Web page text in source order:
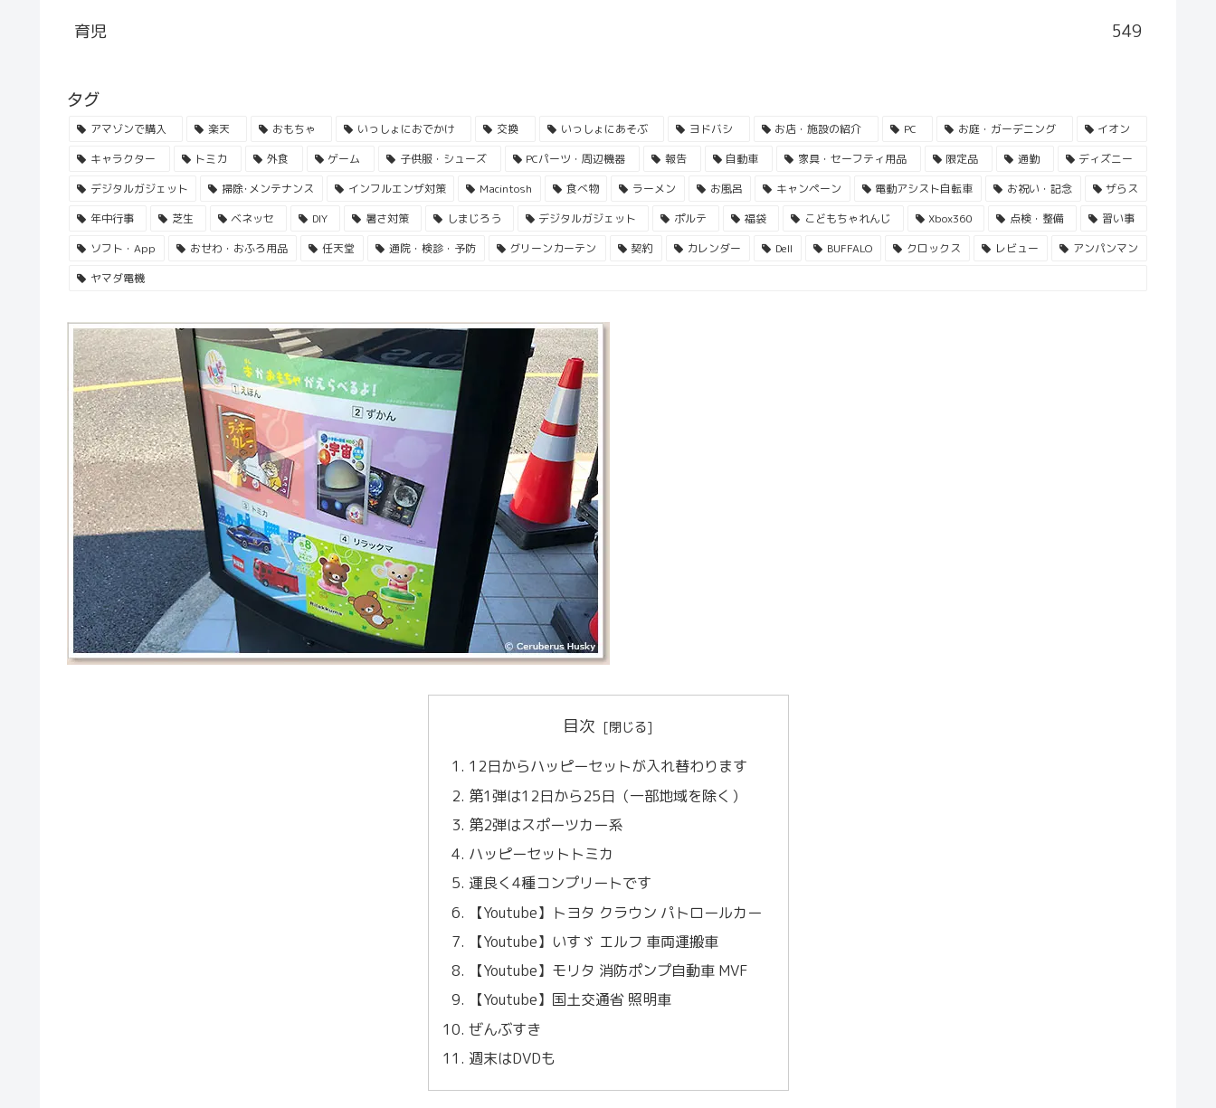
育児 549
タグ
アマゾンで購入 楽天 おもちゃ いっしょにおでかけ 交換 いっしょにあそぶ ヨドバシ お店・施設の紹介 PC お庭・ガーデニング
イオン
キャラクター
トミカ 外食 ゲーム 子供服・シューズ PCパーツ・周辺機器 報告 自動車 家具・セーフティ用品 限定品 通勤
ディズニー
デジタルガジェット
掃除･メンテナンス インフルエンザ対策 Macintosh 食べ物 ラーメン お風呂 キャンペーン 電動アシスト自転車 お祝い・記念
ザらス
年中行事
芝生 ベネッセ DIY 暑さ対策 しまじろう デジタルガジェット ポルテ 福袋 こどもちゃれんじ Xbox360 点検・整備
習い事
ソフト・App
おせわ・おふろ用品 任天堂 通院・検診・予防 グリーンカーテン 契約 カレンダー Dell BUFFALO クロックス レビュー
アンパンマン
ヤマダ電機
目次
12日からハッピーセットが入れ替わります
第1弾は12日から25日（一部地域を除く）
第2弾はスポーツカー系
ハッピーセットトミカ
運良く4種コンプリートです
【Youtube】トヨタ クラウン パトロールカー
【Youtube】いすゞ エルフ 車両運搬車
【Youtube】モリタ 消防ポンプ自動車 MVF
【Youtube】国土交通省 照明車
ぜんぶすき
週末はDVDも